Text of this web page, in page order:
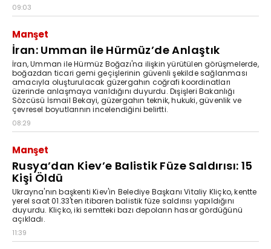
09:03
Manşet
İran: Umman ile Hürmüz’de Anlaştık
İran, Umman ile Hürmüz Boğazı'na ilişkin yürütülen görüşmelerde,
boğazdan ticari gemi geçişlerinin güvenli şekilde sağlanması
amacıyla oluşturulacak güzergahın coğrafi koordinatları
üzerinde anlaşmaya varıldığını duyurdu. Dışişleri Bakanlığı
Sözcüsü İsmail Bekayi, güzergahın teknik, hukuki, güvenlik ve
çevresel boyutlarının incelendiğini belirtti.
08:29
Manşet
Rusya’dan Kiev’e Balistik Füze Saldırısı: 15
Kişi Öldü
Ukrayna'nın başkenti Kiev'in Belediye Başkanı Vitaliy Kliçko, kentte
yerel saat 01.33'ten itibaren balistik füze saldırısı yapıldığını
duyurdu. Kliçko, iki semtteki bazı depoların hasar gördüğünü
açıkladı.
11:39